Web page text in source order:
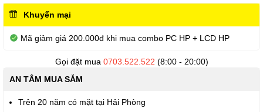
hình
Khuyến mại
Mã giảm giá 200.000đ khi mua combo PC HP + LCD HP
Gọi đặt mua 0703.522.522 (8:00 - 20:00)
AN TÂM MUA SẮM
Trên 20 năm có mặt tại Hải Phòng